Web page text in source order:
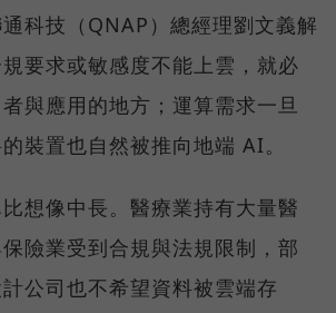
科技（QNAP）總經理劉文義解
要求或敏感度不能上雲，就必
與應用的地方；運算需求一旦
裝置也自然被推向地端 AI。
想像中長。醫療業持有大量醫
險業受到合規與法規限制，部
公司也不希望資料被雲端存